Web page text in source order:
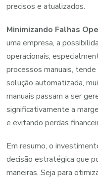
precisos e atualizados.
Minimizando Falhas
uma empresa, a
operacionais,
processos manuais,
solução automatizada,
manuais passam a ser
significativamente a
e evitando perdas
Em resumo, o
decisão estratégica que
maneiras. Seja para